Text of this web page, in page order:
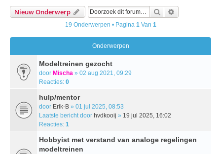
Nieuw Onderwerp Zoek
19 Onderwerpen • Pagina 1Van 1
Onderwerpen
Modeltreinen gezocht
door Mischa » 02 aug 2021, 09:29
Reacties: 0
hulp/mentor
door Erik-B » 01 jul 2025, 08:53
Laatste bericht door hvdkooij » 19 jul 2025, 16:02
Reacties: 1
Hobbyist met verstand van analoge regelingen
modeltreinen